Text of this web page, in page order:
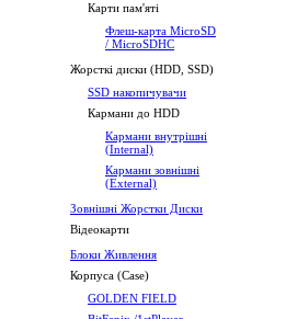
Карти пам'яті
Флеш-карта MicroSD
/ MicroSDHC
Жорсткі диски (HDD, SSD)
SSD накопичувачи
Кармани до HDD
Кармани внутрішні
(Internal)
Кармани зовнішні
(External)
Зовнішні Жорстки Диски
Відеокарти
Блоки Живлення
Корпуса (Case)
GOLDEN FIELD